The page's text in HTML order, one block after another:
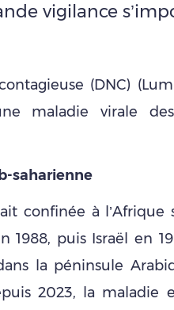
vigilance
(DNC)
maladie virale
saharienne
confinée à l’Afrique
1988, puis Israël en
la péninsule
2023, la maladie